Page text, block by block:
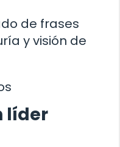
de frases
y visión de
líder